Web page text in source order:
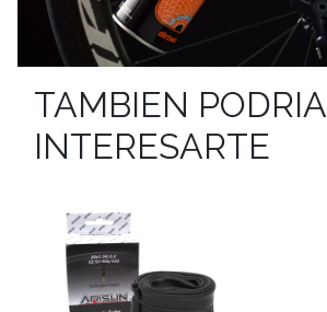
TAMBIEN PODRIA
INTERESARTE